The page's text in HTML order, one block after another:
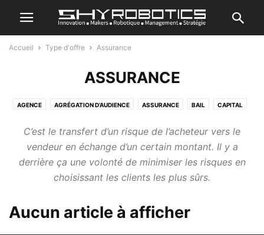
Accueil Type d'offre Assurance
ASSURANCE
AGENCE AGRÉGATION D’AUDIENCE ASSURANCE BAIL CAPITAL
SERVICE
C’est le transfert d’un risque de l’acheteur vers le
vendeur en échange d’un certain montant. Il y a
derrière ça une volonté de minimiser les risques en
choisissant les clients les plus sûrs.
Aucun article à afficher